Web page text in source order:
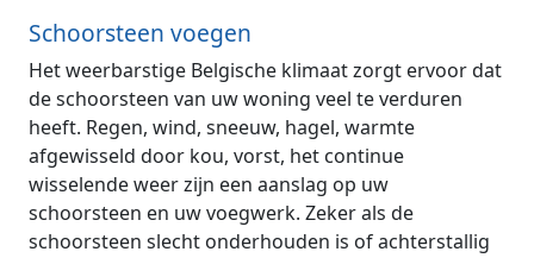
Schoorsteen voegen
Het weerbarstige Belgische klimaat zorgt ervoor dat
de schoorsteen van uw woning veel te verduren
heeft. Regen, wind, sneeuw, hagel, warmte
afgewisseld door kou, vorst, het continue
wisselende weer zijn een aanslag op uw
schoorsteen en uw voegwerk. Zeker als de
schoorsteen slecht onderhouden is of achterstallig